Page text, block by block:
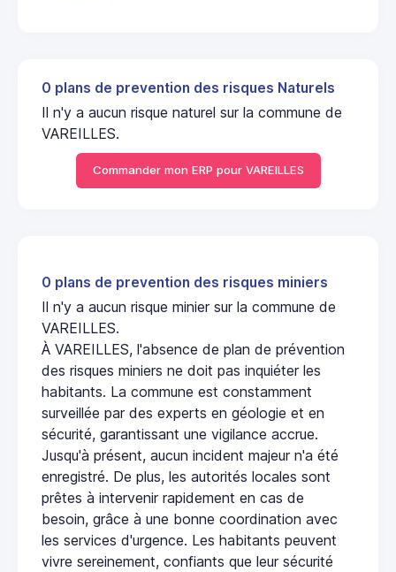
0 plans de prevention des risques Naturels
Il n'y a aucun risque naturel sur la commune de
VAREILLES.
Commander mon ERP pour VAREILLES
0 plans de prevention des risques miniers
Il n'y a aucun risque minier sur la commune de
VAREILLES.
À VAREILLES, l'absence de plan de prévention
des risques miniers ne doit pas inquiéter les
habitants. La commune est constamment
surveillée par des experts en géologie et en
sécurité, garantissant une vigilance accrue.
Jusqu'à présent, aucun incident majeur n'a été
enregistré. De plus, les autorités locales sont
prêtes à intervenir rapidement en cas de
besoin, grâce à une bonne coordination avec
les services d'urgence. Les habitants peuvent
vivre sereinement, confiants que leur sécurité